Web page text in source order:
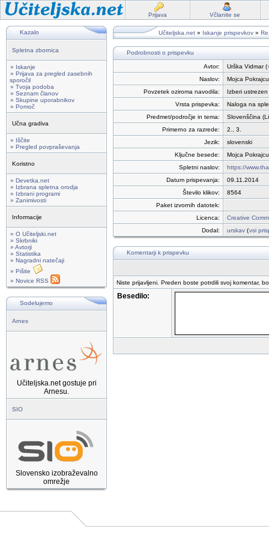
Prijava Včlanite se
Kazalo
Spletna zbornica
» Iskanje
» Prijava za pregled zasebnih
sporočil
» Tvoja podoba
» Seznam članov
» Skupine uporabnikov
» Pomoč
Učna gradiva
» Iščite
» Pregled povpraševanja
Koristno
» Devetka.net
» Izbrana spletna orodja
» Izbrani programi
» Zanimivosti
Informacije
» O Učiteljski.net
» Skrbniki
» Avtorji
» Statistika
» Nagradni natečaji
» Pišite
» Novice RSS
Sodelujemo
Arnes
Učiteljska.net gostuje pri
Arnesu.
SIO
Slovensko izobraževalno
omrežje
Učiteljska.net » Iskanje prispevkov »
Podrobnosti o prispevku
Avtor: Urška Vidmar (
Naslov:
Mojca
Povzetek oziroma navodila:
Izberi
Vrsta prispevka:
Naloga na
Predmet/področje in tema:
Slovenščina
Primerno za razrede:
2., 3.
Jezik:
slovenski
Ključne besede:
Mojca
Spletni naslov:
https://
Datum prispevanja:
09.11.2014
Število klikov:
8564
Paket izvornih datotek:
Licenca:
Creative
Dodal:
urskav (vsi
Komentarji k prispevku
Niste prijavljeni. Preden boste potrdili svoj komentar,
Besedilo: